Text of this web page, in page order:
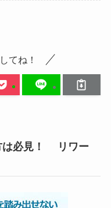
てね！
は必見！ リワー